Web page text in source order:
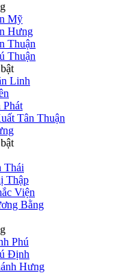
Mỹ
Hưng
Thuận
Thuận
Linh
Tân Thuận
Thái
Thập
Viện
Bằng
Phú
Định
Hưng